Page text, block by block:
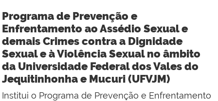
Programa de Prevenção e
Enfrentamento ao Assédio Sexual e
demais Crimes contra a Dignidade
Sexual e à Violência Sexual no âmbito
da Universidade Federal dos Vales do
Jequitinhonha e Mucuri (UFVJM)
Institui o Programa de Prevenção e Enfrentamento